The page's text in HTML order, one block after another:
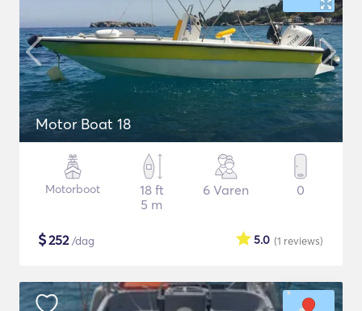
Motor Boat 18
Motorboot
18 ft
5 m
6 Varen 0
$252/dag (1 reviews)
5.0